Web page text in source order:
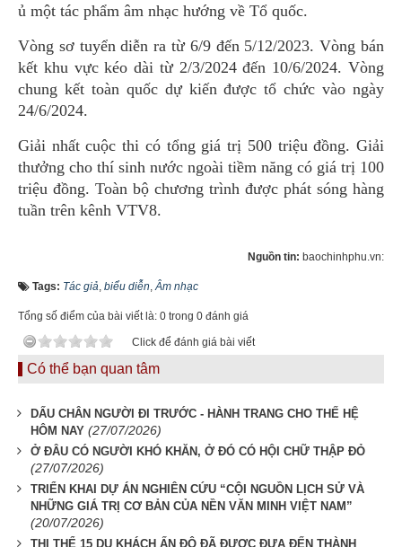
ủ một tác phẩm âm nhạc hướng về Tổ quốc.
Vòng sơ tuyển diễn ra từ 6/9 đến 5/12/2023. Vòng bán
kết khu vực kéo dài từ 2/3/2024 đến 10/6/2024. Vòng
chung kết toàn quốc dự kiến được tổ chức vào ngày
24/6/2024.
Giải nhất cuộc thi có tổng giá trị 500 triệu đồng. Giải
thưởng cho thí sinh nước ngoài tiềm năng có giá trị 100
triệu đồng. Toàn bộ chương trình được phát sóng hàng
tuần trên kênh VTV8.
Nguồn tin: baochinhphu.vn:
Tags: Tác giả, biểu diễn,Âm nhạc
Tổng số điểm của bài viết là: 0 trong 0 đánh giá
Click để đánh giá bài viết
Có thể bạn quan tâm
DẤU CHÂN NGƯỜI ĐI TRƯỚC - HÀNH TRANG CHO THẾ HỆ
HÔM NAY (27/07/2026)
Ở ĐÂU CÓ NGƯỜI KHÓ KHĂN, Ở ĐÓ CÓ HỘI CHỮ THẬP ĐỎ
(27/07/2026)
TRIỂN KHAI DỰ ÁN NGHIÊN CỨU “CỘI NGUỒN LỊCH SỬ VÀ
NHỮNG GIÁ TRỊ CƠ BẢN CỦA NỀN VĂN MINH VIỆT NAM”
(20/07/2026)
THI THỂ 15 DU KHÁCH ẤN ĐỘ ĐÃ ĐƯỢC ĐƯA ĐẾN THÀNH